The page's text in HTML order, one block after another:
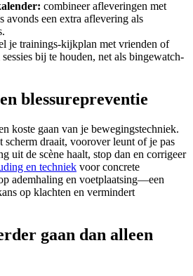
combineer afleveringen met
avonds een extra aflevering als
je trainings-kijkplan met vrienden of
bij te houden, net als bingewatch-
blessurepreventie
koste gaan van je bewegingstechniek.
scherm draait, voorover leunt of je pas
uit de scène haalt, stop dan en corrigeer
en techniek voor concrete
ademhaling en voetplaatsing—een
op klachten en vermindert
gaan dan alleen